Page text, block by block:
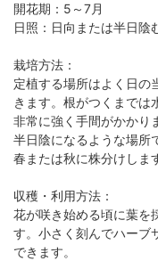
開花期：5～7月
日照：日向または半日陰
栽培方法：
定植する場所はよく日の
きます。根がつくまでは
非常に強く手間がかかり
半日陰になるような場所
春または秋に株分けしま
収穫・利用方法：
花が咲き始める頃に葉を
す。小さく刻んでハーブ
できます。